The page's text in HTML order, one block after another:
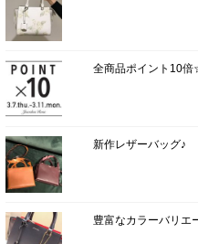
全商品ポイント10倍
新作レザーバッグ♪
豊富なカラーバリエ